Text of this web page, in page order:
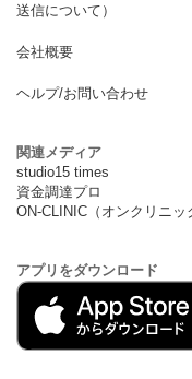
送信について）
会社概要
ヘルプ/お問い合わせ
関連メディア
studio15 times
資金調達プロ
ON-CLINIC（オンクリニッ
アプリをダウンロード